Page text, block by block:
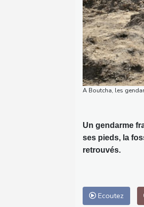
A Boutcha, les
Un gendarme
ses pieds, la
retrouvés.
Ecoutez